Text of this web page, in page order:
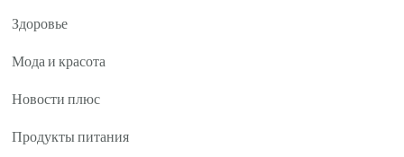
Здоровье
Мода и красота
Новости плюс
Продукты питания